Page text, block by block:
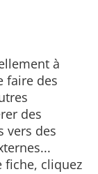
à
faire des
des
vers des
fiche, cliquez